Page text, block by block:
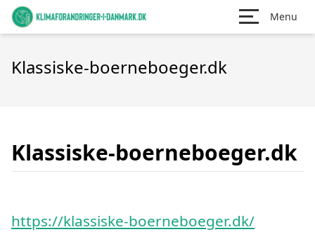
Menu
Klassiske-boerneboeger.dk
Klassiske-boerneboeger.dk
https://klassiske-boerneboeger.dk/